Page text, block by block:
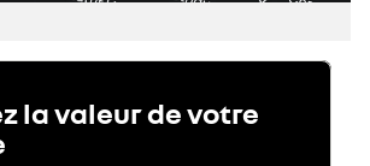
la valeur de votre